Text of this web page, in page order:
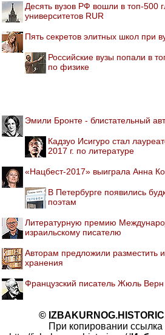
Десять вузов РФ вошли в топ-500
университетов RUR
Пять секретов элитных школ при
Российские вузы попали в
по физике
Эмили Бронте - блистательный
Кадзуо Исигуро стал
2017 г. по литературе
«Нацбест-2017» выиграла Анна
В Петербурге появились
поэтам
Литературную премию
израильскому писателю
Авторам предложили разместить
хранения
Французский писатель Жюль Верн
©
При копировании ссылка